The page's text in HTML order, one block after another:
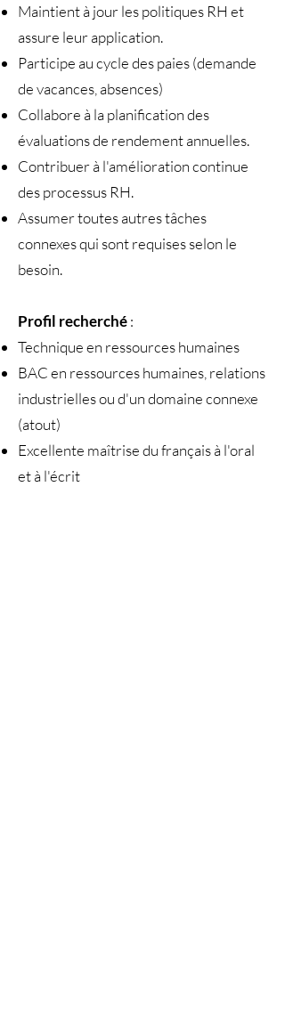
Maintient à jour les politiques RH et
assure leur application.
Participe au cycle des paies (demande
de vacances, absences)
Collabore à la planification des
évaluations de rendement annuelles.
Contribuer à l'amélioration continue
des processus RH.
Assumer toutes autres tâches
connexes qui sont requises selon le
besoin.
Profil recherché:
Technique en ressources humaines
BAC en ressources humaines, relations
industrielles ou d'un domaine connexe
(atout)
Excellente maîtrise du français à l'oral
et à l'écrit